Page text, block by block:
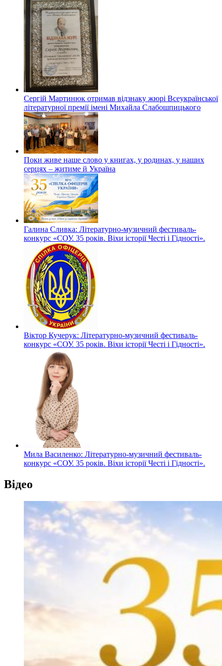
Сергій Мартинюк отримав відзнаку жюрі Всеукраїнської
літературної премії імені Михайла Слабошпицького
Поки живе наше слово у книгах, у родинах, у наших
серцях – житиме й Україна
Галина Сливка: Літературно-музичний фестиваль-
конкурс «СОУ. 35 років. Віхи історії Честі і Гідності».
Віктор Кучерук: Літературно-музичний фестиваль-
конкурс «СОУ. 35 років. Віхи історії Честі і Гідності».
Мила Василенко: Літературно-музичний фестиваль-
конкурс «СОУ. 35 років. Віхи історії Честі і Гідності».
Відео